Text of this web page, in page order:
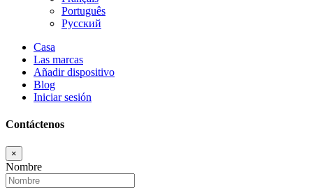
Português
Русский
Casa
Las marcas
Añadir dispositivo
Blog
Iniciar sesión
Contáctenos
×
Nombre